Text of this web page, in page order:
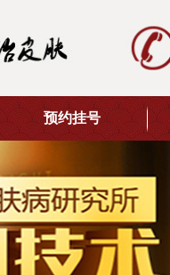
预约挂号